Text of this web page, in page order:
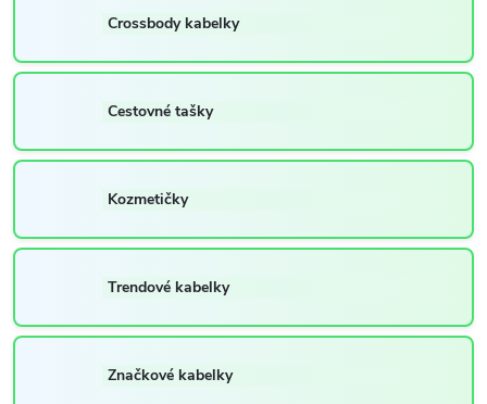
Crossbody kabelky
Cestovné tašky
Kozmetičky
Trendové kabelky
Značkové kabelky